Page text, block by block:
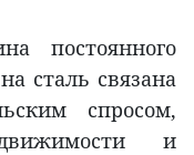
постоянного
сталь связана
спросом,
и